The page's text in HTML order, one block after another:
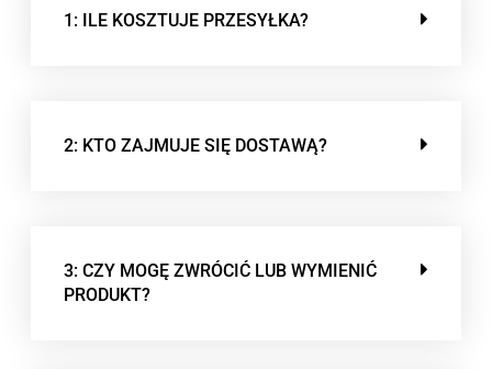
1: ILE KOSZTUJE PRZESYŁKA?
2: KTO ZAJMUJE SIĘ DOSTAWĄ?
3: CZY MOGĘ ZWRÓCIĆ LUB WYMIENIĆ
PRODUKT?